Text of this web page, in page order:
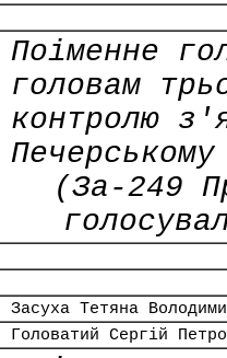
Поіменне
головам
контролю
(За-249
Засуха Тетяна
Головатий Сергій